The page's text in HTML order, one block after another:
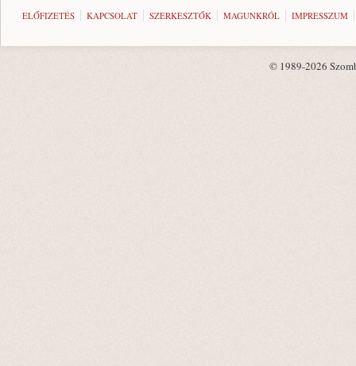
ELŐFIZETÉS KAPCSOLAT SZERKESZTŐK MAGUNKRÓL IMPRESSZUM
© 1989-2026